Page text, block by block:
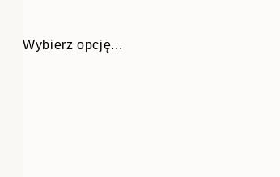
Wybierz opcję...